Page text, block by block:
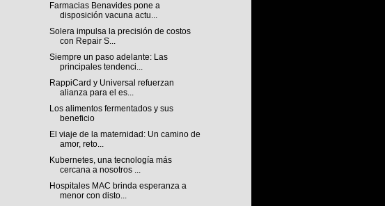
Farmacias Benavides pone a
disposición vacuna actu...
Solera impulsa la precisión de costos
con Repair S...
Siempre un paso adelante: Las
principales tendenci...
RappiCard y Universal refuerzan
alianza para el es...
Los alimentos fermentados y sus
beneficio
El viaje de la maternidad: Un camino de
amor, reto...
Kubernetes, una tecnología más
cercana a nosotros ...
Hospitales MAC brinda esperanza a
menor con disto...